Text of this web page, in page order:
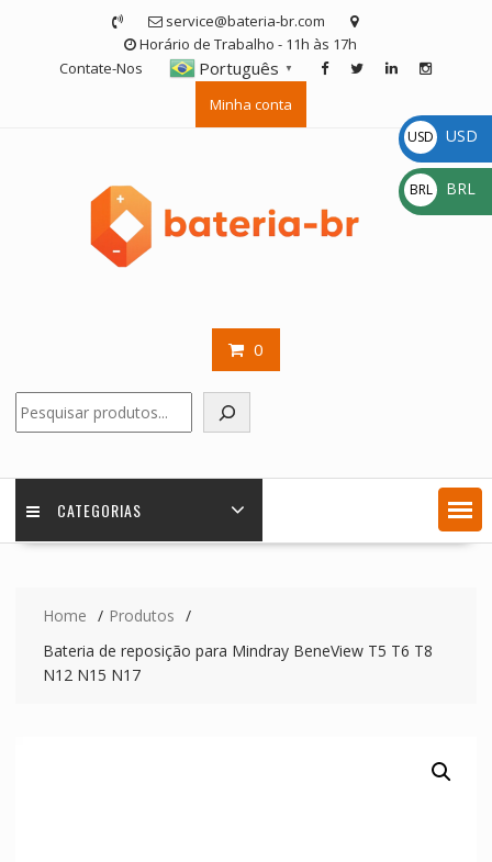
service@bateria-br.com
Horário de Trabalho - 11h às 17h
Contate-Nos
Português ▼
Minha conta
0
CATEGORIAS
Home
Produtos
Bateria de reposição para Mindray BeneView T5 T6 T8
N12 N15 N17
USD
$
USD
BRL
R$
BRL